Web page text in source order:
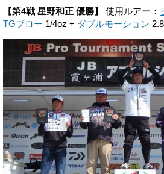
【第4戦 星野和正 優勝】 使用ルアー：
TGブロー 1/4oz + ダブルモーション